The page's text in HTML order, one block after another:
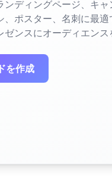
ディングページ、キ
ポスター、名刺に最
ンスにオーディエンス
を作成